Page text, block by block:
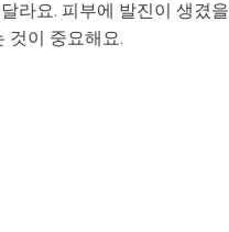
라요. 피부에 발진이 생겼을
것이 중요해요.